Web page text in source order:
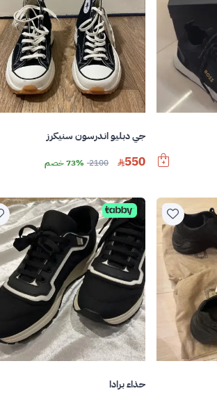
جي دبليو اندرسون سنيكرز
550
2100 73% خصم
حذاء برادا